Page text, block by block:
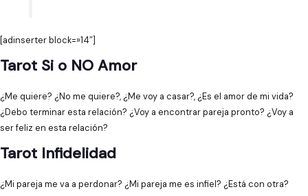
[adinserter block=»14″]
Tarot Si o NO Amor
¿Me quiere? ¿No me quiere?, ¿Me voy a casar?, ¿Es el amor de mi vida?
¿Debo terminar esta relación? ¿Voy a encontrar pareja pronto? ¿Voy a
ser feliz en esta relación?
Tarot Infidelidad
¿Mi pareja me va a perdonar? ¿Mi pareja me es infiel? ¿Está con otra?